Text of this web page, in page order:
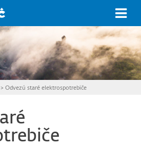
>Odvezú staré elektrospotrebiče